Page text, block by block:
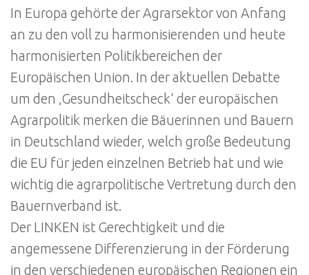
In Europa gehörte der Agrarsektor von Anfang
an zu den voll zu harmonisierenden und heute
harmonisierten Politikbereichen der
Europäischen Union. In der aktuellen Debatte
um den ‚Gesundheitscheck‘ der europäischen
Agrarpolitik merken die Bäuerinnen und Bauern
in Deutschland wieder, welch große Bedeutung
die EU für jeden einzelnen Betrieb hat und wie
wichtig die agrarpolitische Vertretung durch den
Bauernverband ist.
Der LINKEN ist Gerechtigkeit und die
angemessene Differenzierung in der Förderung
in den verschiedenen europäischen Regionen ein